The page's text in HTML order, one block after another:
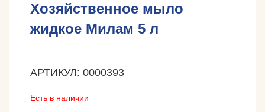
Хозяйственное мыло
жидкое Милам 5 л
АРТИКУЛ: 0000393
Есть в наличии